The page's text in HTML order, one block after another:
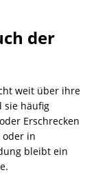
der
weit über ihre
sie häufig
Erschrecken
oder in
bleibt ein